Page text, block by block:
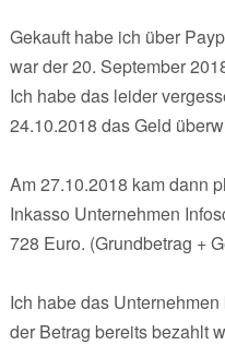
Gekauft habe ich über
war der 20. September
Ich habe das leider
24.10.2018 das Geld
Am 27.10.2018 kam dann
Inkasso Unternehmen
728 Euro. (Grundbetrag +
Ich habe das
der Betrag bereits bezahlt